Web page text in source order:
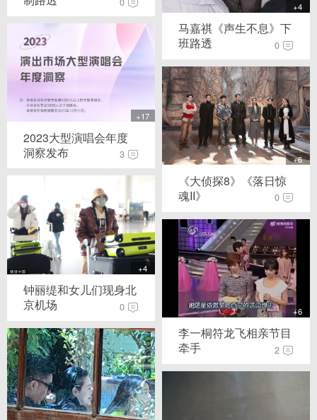
+17
2023大型演唱会年度
洞察发布
3
+4
钟丽缇和女儿们现身北
京机场
0
+4
马嘉祺《声生不息》下
班路透
0
+6
《大侦探8》《落日惊
魂II》
0
+6
李一桐符龙飞相亲节目
牵手
2